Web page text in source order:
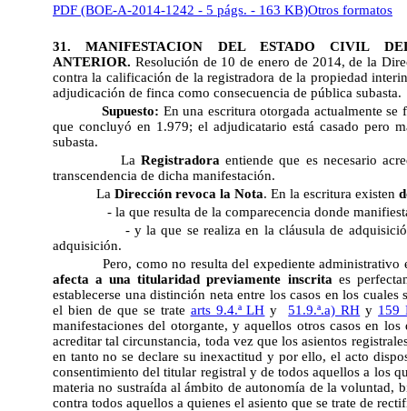
PDF (BOE-A-2014-1242 - 5 págs. - 163 KB)Otros formatos
31. MANIFESTACION DEL ESTADO CIVIL
ANTERIOR. Resolución de 10 de enero de 2014, de la
contra la calificación de la registradora de la propiedad
adjudicación de finca como consecuencia de pública subasta.
Supuesto: En una escritura otorgada actualmente
que concluyó en 1.979; el adjudicatario está casado pero
subasta.
La Registradora entiende que es necesario
transcendencia de dicha manifestación.
La Dirección revoca la Nota. En la escritura existen
- la que resulta de la comparecencia donde
- y la que se realiza en la cláusula de
adquisición.
Pero, como no resulta del expediente
afecta a una titularidad previamente inscrita es
establecerse una distinción neta entre los casos en los
el bien de que se trate  arts 9.4.ª LH y 51.9.ª.a) RH y 159
manifestaciones del otorgante, y aquellos otros casos en
acreditar tal circunstancia, toda vez que los asientos
en tanto no se declare su inexactitud y por ello, el acto
consentimiento del titular registral y de todos aquellos a los
materia no sustraída al ámbito de autonomía de la
contra todos aquellos a quienes el asiento que se trate de